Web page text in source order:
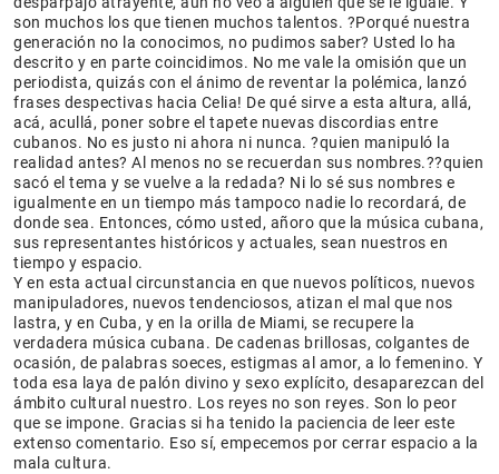
son muchos los que tienen muchos talentos. ?Porqué nuestra
generación no la conocimos, no pudimos saber? Usted lo ha
descrito y en parte coincidimos. No me vale la omisión que un
periodista, quizás con el ánimo de reventar la polémica, lanzó
frases despectivas hacia Celia! De qué sirve a esta altura, allá,
acá, acullá, poner sobre el tapete nuevas discordias entre
cubanos. No es justo ni ahora ni nunca. ?quien manipuló la
realidad antes? Al menos no se recuerdan sus nombres.??quien
sacó el tema y se vuelve a la redada? Ni lo sé sus nombres e
igualmente en un tiempo más tampoco nadie lo recordará, de
donde sea. Entonces, cómo usted, añoro que la música cubana,
sus representantes históricos y actuales, sean nuestros en
tiempo y espacio.
Y en esta actual circunstancia en que nuevos políticos, nuevos
manipuladores, nuevos tendenciosos, atizan el mal que nos
lastra, y en Cuba, y en la orilla de Miami, se recupere la
verdadera música cubana. De cadenas brillosas, colgantes de
ocasión, de palabras soeces, estigmas al amor, a lo femenino. Y
toda esa laya de palón divino y sexo explícito, desaparezcan del
ámbito cultural nuestro. Los reyes no son reyes. Son lo peor
que se impone. Gracias si ha tenido la paciencia de leer este
extenso comentario. Eso sí, empecemos por cerrar espacio a la
mala cultura.